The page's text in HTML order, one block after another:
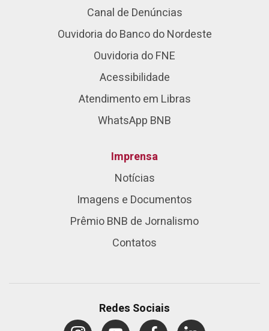
Canal de Denúncias
Ouvidoria do Banco do Nordeste
Ouvidoria do FNE
Acessibilidade
Atendimento em Libras
WhatsApp BNB
Imprensa
Notícias
Imagens e Documentos
Prêmio BNB de Jornalismo
Contatos
Redes Sociais